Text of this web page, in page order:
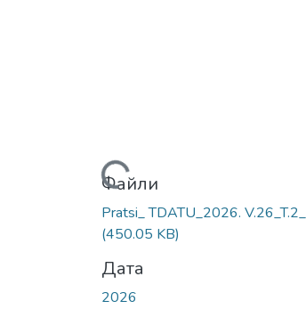
Вантажиться...
Файли
Pratsi_ TDATU_2026.
(450.05 KB)
Дата
2026